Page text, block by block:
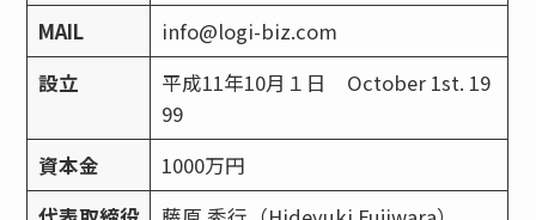
MAIL
info@logi-biz.com
設立
平成11年10月１日 October 1st. 19
99
資本金
1000万円